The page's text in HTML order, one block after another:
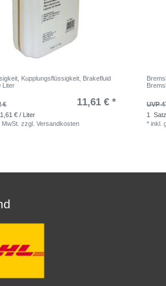
Kupplungsflüssigkeit, Brakefluid
Liter
€ 11,61 € *
€ / Liter
zzgl.Versandkosten
UVP
1 Satz
*inkl.